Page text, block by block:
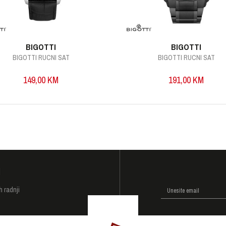
BIGOTTI
BIGOTTI RUCNI SAT
149,00 KM
BIGOTTI
BIGOTTI RUCNI SAT
191,00 KM
radnji